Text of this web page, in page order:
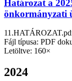
Határozat a
önkormányzati
Fájl típusa: PDF
Letöltve: 160×
2024